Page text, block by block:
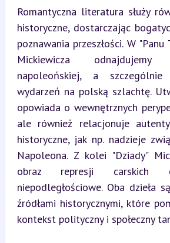
Romantyczna literatura służy
historyczne, dostarczając
poznawania przeszłości. W "Panu
Mickiewicza
napoleońskiej, a
wydarzeń na polską szlachtę.
opowiada o wewnętrznych
ale również relacjonuje
historyczne, jak np. nadzieje
Napoleona. Z kolei "Dziady"
obraz represji carskich
niepodległościowe. Oba dzieła
źródłami historycznymi, które
kontekst polityczny i społeczny